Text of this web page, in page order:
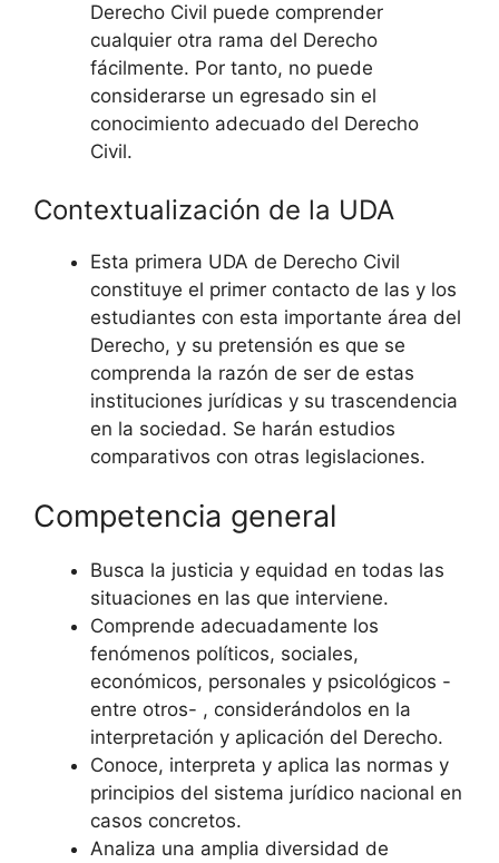
Derecho Civil puede comprender
cualquier otra rama del Derecho
fácilmente. Por tanto, no puede
considerarse un egresado sin el
conocimiento adecuado del Derecho
Civil.
Contextualización de la UDA
Esta primera UDA de Derecho Civil
constituye el primer contacto de las y los
estudiantes con esta importante área del
Derecho, y su pretensión es que se
comprenda la razón de ser de estas
instituciones jurídicas y su trascendencia
en la sociedad. Se harán estudios
comparativos con otras legislaciones.
Competencia general
Busca la justicia y equidad en todas las
situaciones en las que interviene.
Comprende adecuadamente los
fenómenos políticos, sociales,
económicos, personales y psicológicos -
entre otros- , considerándolos en la
interpretación y aplicación del Derecho.
Conoce, interpreta y aplica las normas y
principios del sistema jurídico nacional en
casos concretos.
Analiza una amplia diversidad de